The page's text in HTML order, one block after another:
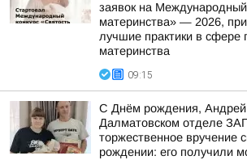
заявок на Международный
материнства» — 2026,
лучшие практики в сфере
материнства
09:15
С Днём рождения,
Далматовском отделе
торжественное вручение
рождении: его получили